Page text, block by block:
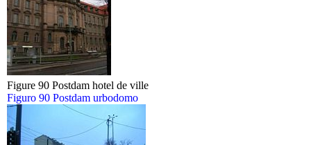
Figure 90 Postdam hotel de ville
Figuro 90 Postdam urbodomo